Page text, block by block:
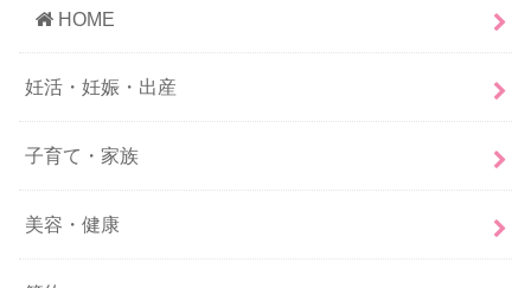
HOME
妊活・妊娠・出産
子育て・家族
美容・健康